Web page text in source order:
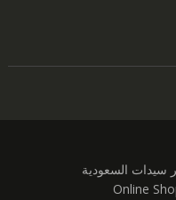
سيدات السعودية
Online